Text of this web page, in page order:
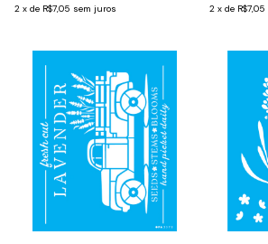
2 x de R$7,05 sem juros 2 x de R$7,05